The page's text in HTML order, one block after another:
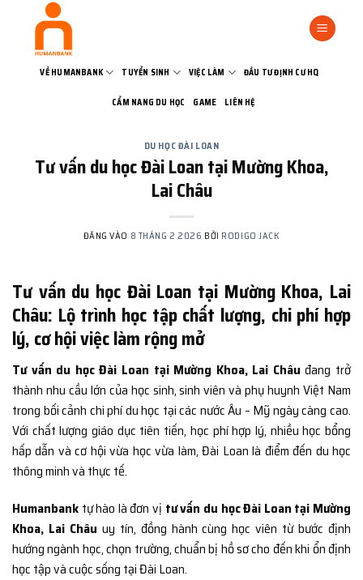
VỀ HUMANBANK TUYỂN SINH VIỆC LÀM ĐẦU TƯ ĐỊNH CƯ HQ
CẨM NANG DU HỌC GAME LIÊN HỆ
DU HỌC ĐÀI LOAN
Tư vấn du học Đài Loan tại Mường Khoa,
Lai Châu
ĐĂNG VÀO 8 THÁNG 2 2026 BỞI RODIGO JACK
Tư vấn du học Đài Loan tại Mường Khoa, Lai
Châu: Lộ trình học tập chất lượng, chi phí hợp
lý, cơ hội việc làm rộng mở
Tư vấn du học Đài Loan tại Mường Khoa, Lai Châu đang trở
thành nhu cầu lớn của học sinh, sinh viên và phụ huynh Việt Nam
trong bối cảnh chi phí du học tại các nước Âu – Mỹ ngày càng cao.
Với chất lượng giáo dục tiên tiến, học phí hợp lý, nhiều học bổng
hấp dẫn và cơ hội vừa học vừa làm, Đài Loan là điểm đến du học
thông minh và thực tế.
Humanbank tự hào là đơn vị tư vấn du học Đài Loan tại Mường
Khoa, Lai Châu uy tín, đồng hành cùng học viên từ bước định
hướng ngành học, chọn trường, chuẩn bị hồ sơ cho đến khi ổn định
học tập và cuộc sống tại Đài Loan.